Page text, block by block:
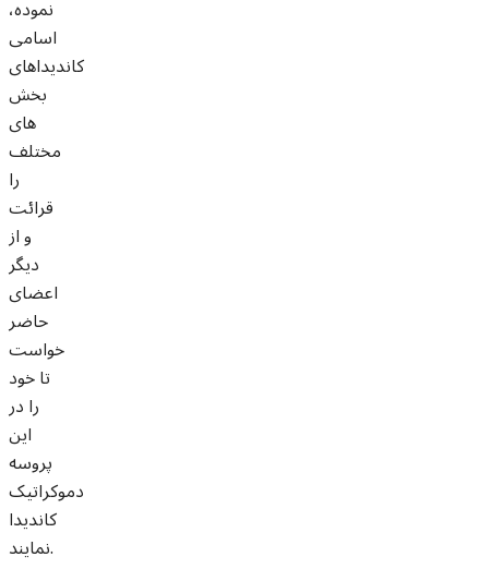
نموده،
اسامی
کاندیداهای
بخش
های
مختلف
را
قرائت
و از
دیگر
اعضای
حاضر
خواست
تا خود
را در
این
پروسه
دموکراتیک
کاندیدا
نمایند.